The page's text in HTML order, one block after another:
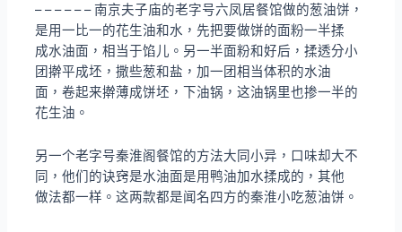
– – – – – – 南京夫子庙的老字号六凤居餐馆做的葱油饼，
是用一比一的花生油和水，先把要做饼的面粉一半揉
成水油面，相当于馅儿。另一半面粉和好后，揉透分小
团擀平成坯，撒些葱和盐，加一团相当体积的水油
面，卷起来擀薄成饼坯，下油锅，这油锅里也掺一半的
花生油。
另一个老字号秦淮阁餐馆的方法大同小异，口味却大不
同，他们的诀窍是水油面是用鸭油加水揉成的，其他
做法都一样。这两款都是闻名四方的秦淮小吃葱油饼。